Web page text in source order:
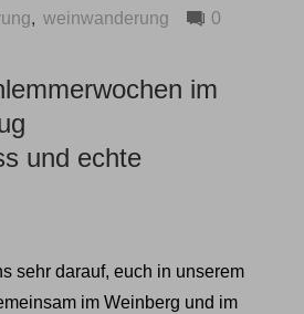
, weinwanderung 0
im
und echte
sehr darauf, euch in unserem
im Weinberg und im